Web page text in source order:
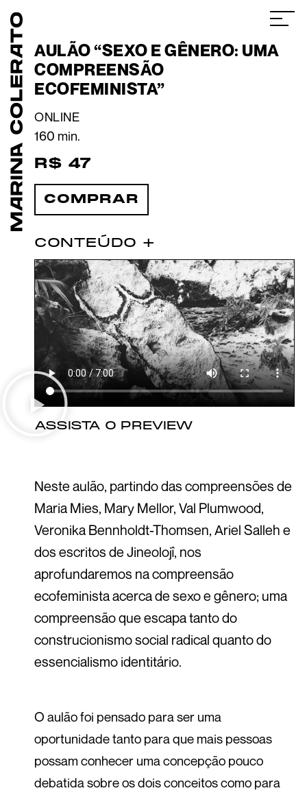
AULÃO “SEXO E GÊNERO: UMA
COMPREENSÃO
ECOFEMINISTA”
ONLINE
160 min.
R$ 47
COMPRAR
CONTEÚDO +
ASSISTA O PREVIEW
Neste aulão, partindo das compreensões de
Maria Mies, Mary Mellor, Val Plumwood,
Veronika Bennholdt-Thomsen, Ariel Salleh e
dos escritos de Jineolojî, nos
aprofundaremos na compreensão
ecofeminista acerca de sexo e gênero; uma
compreensão que escapa tanto do
construcionismo social radical quanto do
essencialismo identitário.
O aulão foi pensado para ser uma
oportunidade tanto para que mais pessoas
possam conhecer uma concepção pouco
debatida sobre os dois conceitos como para